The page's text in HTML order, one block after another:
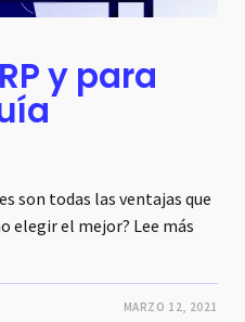
y para
son todas las ventajas que
elegir el mejor? Lee más
MARZO 12, 2021